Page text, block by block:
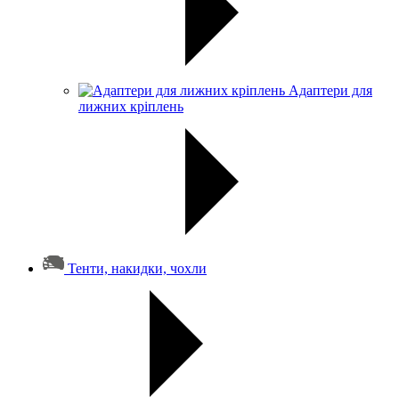
Адаптери для
лижних кріплень
Тенти, накидки, чохли